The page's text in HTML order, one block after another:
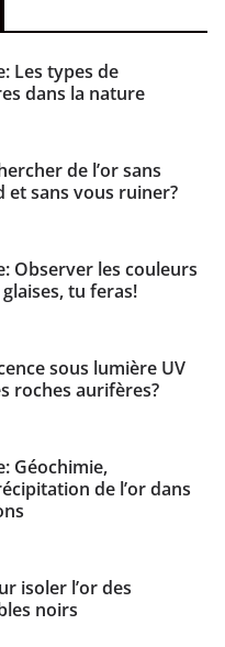
Les types de
dans la nature
de l’or sans
et sans vous ruiner?
Observer les couleurs
tu feras!
sous lumière UV
roches aurifères?
Géochimie,
de l’or dans
isoler l’or des
noirs